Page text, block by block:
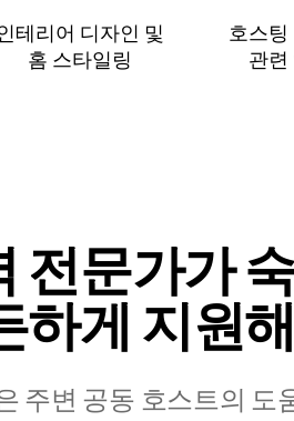
테리어 디자인 및
홈 스⁠타⁠일⁠링
호스팅
관⁠련
전문가가
하게 지원
주변 공동 호스트의 도